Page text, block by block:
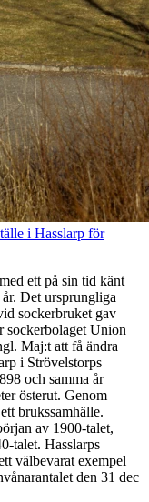
i Hasslarp för
ett på sin tid känt
Det ursprungliga
sockerbruket gav
sockerbolaget Union
Maj:t att få ändra
i Strövelstorps
och samma år
österut. Genom
brukssamhälle.
av 1900-talet,
talet. Hasslarps
välbevarat exempel
den 31 dec